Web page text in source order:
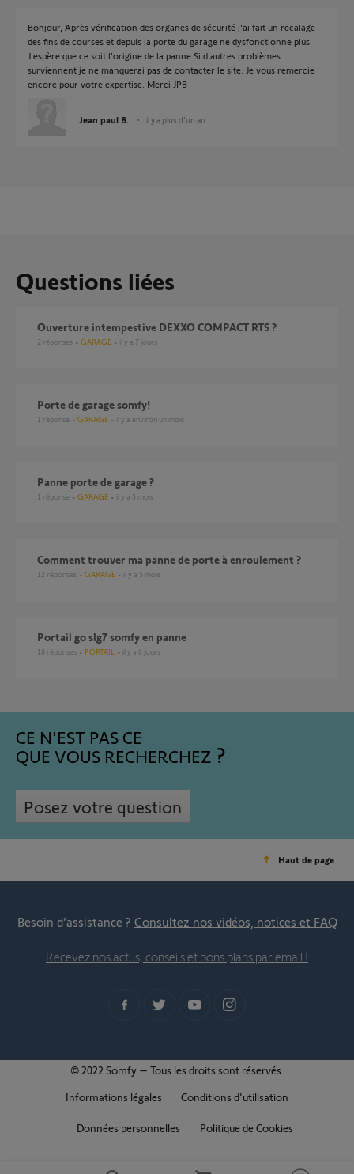
Bonjour, Après vérification des organes de sécurité j'ai fait un recalage
des fins de courses et depuis la porte du garage ne dysfonctionne plus.
J'espère que ce soit l'origine de la panne.Si d'autres problèmes
surviennent je ne manquerai pas de contacter le site. Je vous remercie
encore pour votre expertise. Merci JPB
Jean paul B. il y a plus d'un an
Questions liées
Ouverture intempestive DEXXO COMPACT RTS ?
2 réponses GARAGE il y a 7 jours
Porte de garage somfy!
1 réponse GARAGE il y a environ un mois
Panne porte de garage ?
1 réponse GARAGE il y a 5 mois
Comment trouver ma panne de porte à enroulement ?
12 réponses GARAGE il y a 5 mois
Portail go slg7 somfy en panne
18 réponses PORTAIL il y a 6 jours
CE N'EST PAS CE
QUE VOUS RECHERCHEZ
Posez votre question
Haut de page
Besoin d’assistance ? Consultez nos vidéos, notices et FAQ
Recevez nos actus, conseils et bons plans par email !
© 2022 Somfy – Tous les droits sont réservés.
Informations légales
Conditions d'utilisation
Données personnelles Politique de Cookies